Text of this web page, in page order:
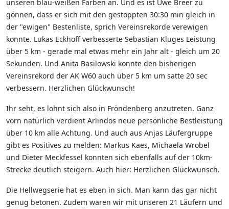
unseren blau-weißen Farben an. Und es ist Uwe Breer zu
gönnen, dass er sich mit den gestoppten 30:30 min gleich in
der "ewigen" Bestenliste, sprich Vereinsrekorde verewigen
konnte. Lukas Eckhoff verbesserte Sebastian Kluges Leistung
über 5 km - gerade mal etwas mehr ein Jahr alt - gleich um 20
Sekunden. Und Anita Basilowski konnte den bisherigen
Vereinsrekord der AK W60 auch über 5 km um satte 20 sec
verbessern. Herzlichen Glückwunsch!
Ihr seht, es lohnt sich also in Fröndenberg anzutreten. Ganz
vorn natürlich verdient Arlindos neue persönliche Bestleistung
über 10 km alle Achtung. Und auch aus Anjas Läufergruppe
gibt es Positives zu melden: Markus Kaes, Michaela Wrobel
und Dieter Meckfessel konnten sich ebenfalls auf der 10km-
Strecke deutlich steigern. Auch hier: Herzlichen Glückwunsch.
Die Hellwegserie hat es eben in sich. Man kann das gar nicht
genug betonen. Zudem waren wir mit unseren 21 Läufern und